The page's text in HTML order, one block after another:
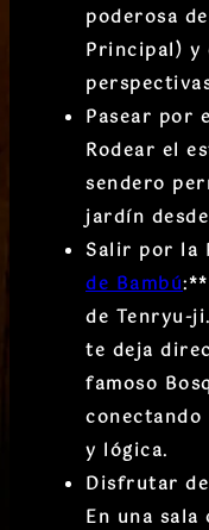
poderosa
Principal) y
Pasear por
Rodear el
sendero
jardín
Salir por la
de Bambú:
de Tenryu-
te deja
famoso
y lógica.
Disfrutar
En una